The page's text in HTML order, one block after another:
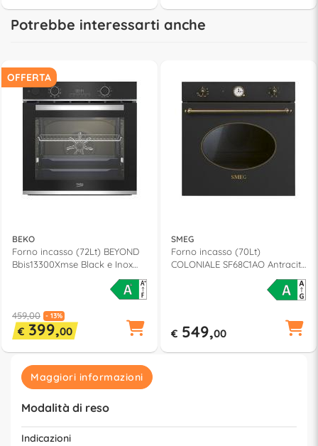
Potrebbe interessarti anche
OFFERTA
BEKO
Forno incasso (72Lt) BEYOND
Bbis13300Xmse Black e Inox
459,00 - 13%
€ 399,00
SMEG
Forno incasso (70Lt)
COLONIALE SF68C1AO Antracite
€ 549,00
Maggiori informazioni
Modalità di reso
Indicazioni